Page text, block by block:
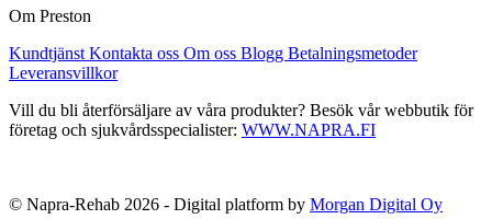
Om Preston
Kundtjänst Kontakta oss Om oss Blogg Betalningsmetoder
Leveransvillkor
Vill du bli återförsäljare av våra produkter? Besök vår webbutik för
företag och sjukvårdsspecialister: WWW.NAPRA.FI
© Napra-Rehab 2026 - Digital platform by Morgan Digital Oy